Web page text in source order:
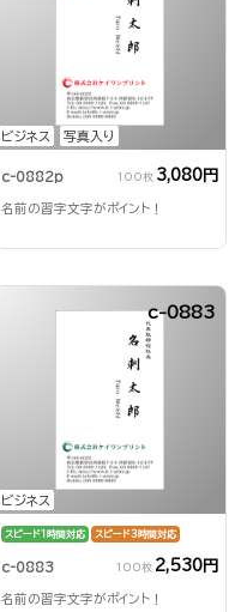
ビジネス 写真入り
c-0882p 100枚 3,080円
名前の習字文字がポイント！
ビジネス
c-0883
スピード1時間対応 スピード3時間対応
c-0883 100枚 2,530円
名前の習字文字がポイント！